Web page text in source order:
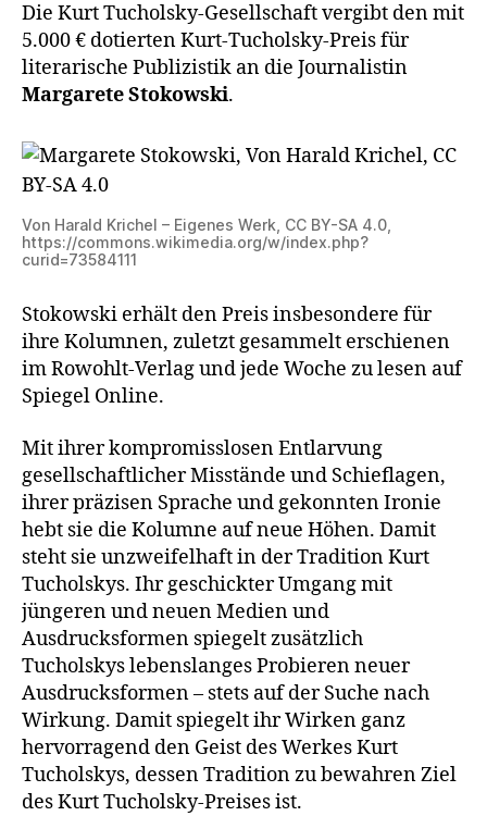
Die Kurt Tucholsky-Gesellschaft vergibt den mit
5.000 € dotierten Kurt-Tucholsky-Preis für
literarische Publizistik an die Journalistin
Margarete Stokowski.
Von Harald Krichel – Eigenes Werk, CC BY-SA 4.0,
https://commons.wikimedia.org/w/index.php?
curid=73584111
Stokowski erhält den Preis insbesondere für
ihre Kolumnen, zuletzt gesammelt erschienen
im Rowohlt-Verlag und jede Woche zu lesen auf
Spiegel Online.
Mit ihrer kompromisslosen Entlarvung
gesellschaftlicher Misstände und Schieflagen,
ihrer präzisen Sprache und gekonnten Ironie
hebt sie die Kolumne auf neue Höhen. Damit
steht sie unzweifelhaft in der Tradition Kurt
Tucholskys. Ihr geschickter Umgang mit
jüngeren und neuen Medien und
Ausdrucksformen spiegelt zusätzlich
Tucholskys lebenslanges Probieren neuer
Ausdrucksformen – stets auf der Suche nach
Wirkung. Damit spiegelt ihr Wirken ganz
hervorragend den Geist des Werkes Kurt
Tucholskys, dessen Tradition zu bewahren Ziel
des Kurt Tucholsky-Preises ist.